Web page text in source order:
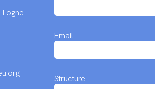
Logne
Email
Structure